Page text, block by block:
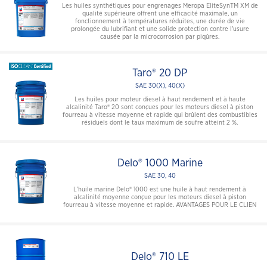
Les huiles synthétiques pour engrenages Meropa EliteSynTM XM de
qualité supérieure offrent une efficacité maximale, un
fonctionnement à températures réduites, une durée de vie
prolongée du lubrifiant et une solide protection contre l'usure
causée par la microcorrosion par piqûres.
Taro® 20 DP
SAE 30(X), 40(X)
Les huiles pour moteur diesel à haut rendement et à haute
alcalinité Taro® 20 sont conçues pour les moteurs diesel à piston
fourreau à vitesse moyenne et rapide qui brûlent des combustibles
résiduels dont le taux maximum de soufre atteint 2 %.
Delo® 1000 Marine
SAE 30, 40
L’huile marine Delo® 1000 est une huile à haut rendement à
alcalinité moyenne conçue pour les moteurs diesel à piston
fourreau à vitesse moyenne et rapide. AVANTAGES POUR LE CLIEN
Delo® 710 LE